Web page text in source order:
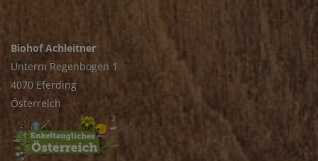
Biohof Achleitner
Unterm Regenbogen 1
4070 Eferding
Österreich